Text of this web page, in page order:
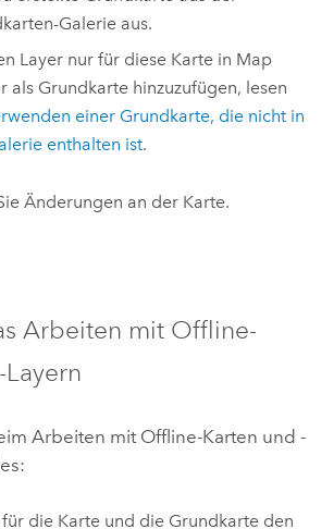
Galerie aus.
Layer nur für diese Karte in Map
als Grundkarte hinzuzufügen, lesen
einer Grundkarte, die nicht in
enthalten ist.
Änderungen an der Karte.
Arbeiten mit Offline-
Arbeiten mit Offline-Karten und -
für die Karte und die Grundkarte den